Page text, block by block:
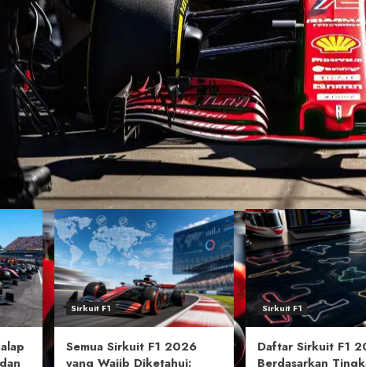
Sirkuit F1
Semua Sirkuit F1 2026
yang Wajib Diketahui:
Sirkuit F1
Daftar Sirkuit F1
Berdasarkan